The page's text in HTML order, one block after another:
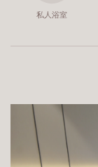
私人浴室